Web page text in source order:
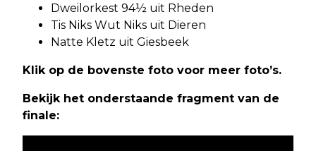
Dweilorkest 94½ uit Rheden
Tis Niks Wut Niks uit Dieren
Natte Kletz uit Giesbeek
Klik op de bovenste foto voor meer foto’s.
Bekijk het onderstaande fragment van de
finale: